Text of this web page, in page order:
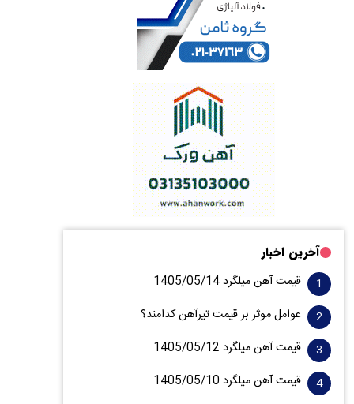
آخرین اخبار
قیمت آهن میلگرد 1405/05/14
عوامل موثر بر قیمت تیرآهن کدامند؟
قیمت آهن میلگرد 1405/05/12
قیمت آهن میلگرد 1405/05/10